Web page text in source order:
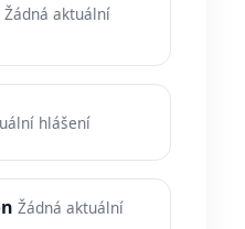
Žádná aktuální
hlášení
Žádná aktuální